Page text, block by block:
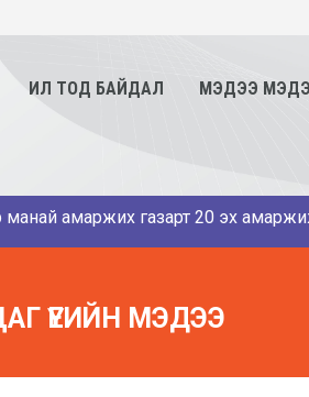
ИЛ ТОД БАЙДАЛ МЭДЭЭ
амаржих газарт 20 эх амаржиж 11
ҮЕИЙН МЭДЭЭ